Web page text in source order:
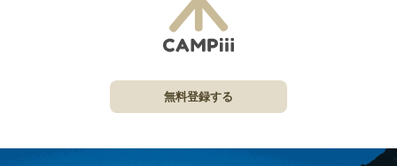
無料登録する